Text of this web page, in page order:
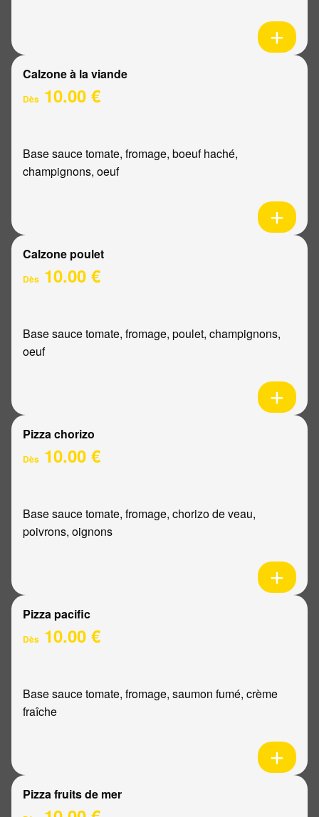
Calzone à la viande
Dès 10.00 €
Base sauce tomate, fromage, boeuf haché,
champignons, oeuf
Calzone poulet
Dès 10.00 €
Base sauce tomate, fromage, poulet, champignons,
oeuf
Pizza chorizo
Dès 10.00 €
Base sauce tomate, fromage, chorizo de veau,
poivrons, oignons
Pizza pacific
Dès 10.00 €
Base sauce tomate, fromage, saumon fumé, crème
fraîche
Pizza fruits de mer